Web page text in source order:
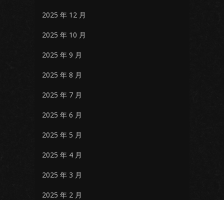
2025 年 12 月
2025 年 10 月
2025 年 9 月
2025 年 8 月
2025 年 7 月
2025 年 6 月
2025 年 5 月
2025 年 4 月
2025 年 3 月
2025 年 2 月